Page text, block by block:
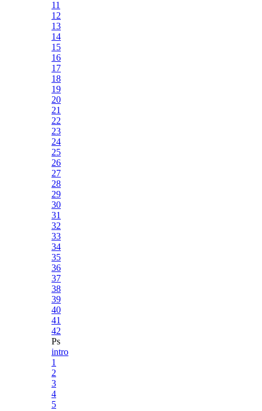
11
12
13
14
15
16
17
18
19
20
21
22
23
24
25
26
27
28
29
30
31
32
33
34
35
36
37
38
39
40
41
42
Ps
intro
1
2
3
4
5